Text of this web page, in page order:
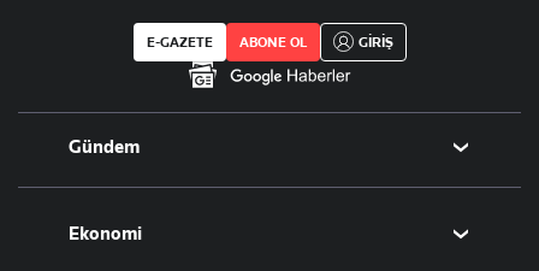
E-GAZETE ABONE OL GİRİŞ
Gündem
Politika
Eğitim
Ekonomi